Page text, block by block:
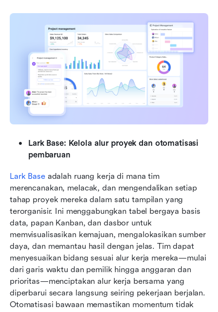
Lark Base: Kelola alur proyek dan otomatisasi
pembaruan
Lark Base adalah ruang kerja di mana tim
merencanakan, melacak, dan mengendalikan setiap
tahap proyek mereka dalam satu tampilan yang
terorganisir. Ini menggabungkan tabel bergaya basis
data, papan Kanban, dan dasbor untuk
memvisualisasikan kemajuan, mengalokasikan sumber
daya, dan memantau hasil dengan jelas. Tim dapat
menyesuaikan bidang sesuai alur kerja mereka—mulai
dari garis waktu dan pemilik hingga anggaran dan
prioritas—menciptakan alur kerja bersama yang
diperbarui secara langsung seiring pekerjaan berjalan.
Otomatisasi bawaan memastikan momentum tidak